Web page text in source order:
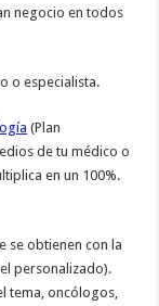
negocio en todos
o especialista.
(Plan
de tu médico o
en un 100%.
se obtienen con la
personalizado).
tema, oncólogos,